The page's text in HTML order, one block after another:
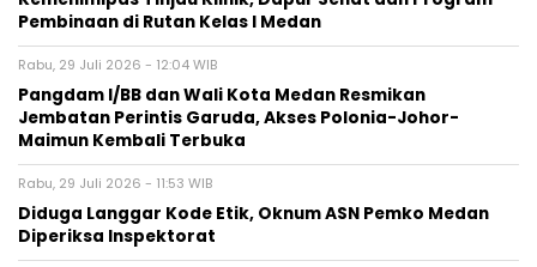
Pembinaan di Rutan Kelas I Medan
Rabu, 29 Juli 2026 - 12:04 WIB
Pangdam I/BB dan Wali Kota Medan Resmikan
Jembatan Perintis Garuda, Akses Polonia-Johor-
Maimun Kembali Terbuka
Rabu, 29 Juli 2026 - 11:53 WIB
Diduga Langgar Kode Etik, Oknum ASN Pemko Medan
Diperiksa Inspektorat